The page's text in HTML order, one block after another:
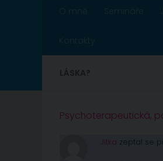
O mně Semináře
Kontakty
Psychoterapeutická,
Jitka zeptal se